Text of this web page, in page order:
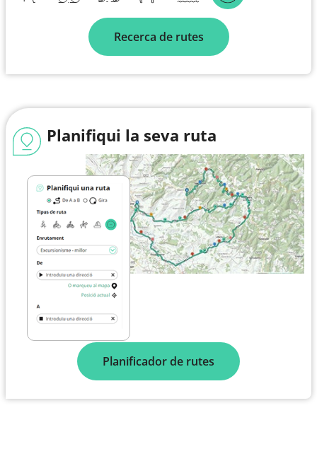
Recerca de rutes
Planifiqui la seva ruta
Planificador de rutes